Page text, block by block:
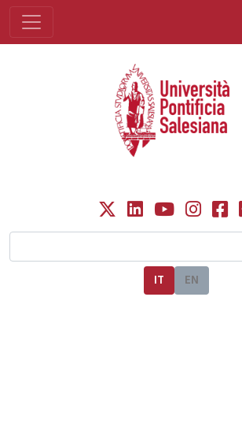
IT EN